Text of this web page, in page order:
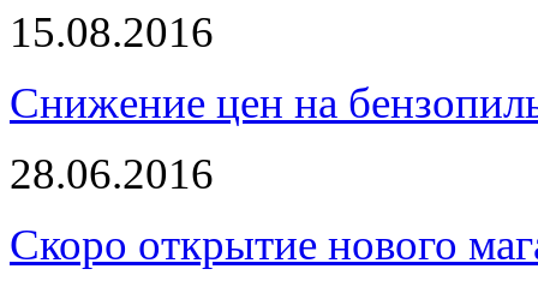
15.08.2016
Снижение цен на
28.06.2016
Скоро открытие нового